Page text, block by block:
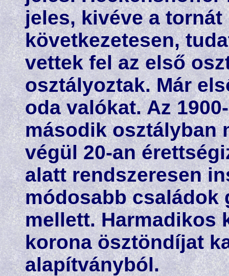
jeles, kivéve a
következetesen,
vettek fel az első
osztályoztak. Már
oda valókat. Az
második osztályban
végül 20-an
alatt rendszeresen
módosabb családok
mellett. Harmadikos
korona ösztöndíjat
alapítványból.